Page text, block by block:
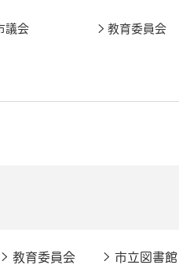
議会 教育委員会
教育委員会 市立図書館